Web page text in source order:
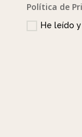
Política de
He leído